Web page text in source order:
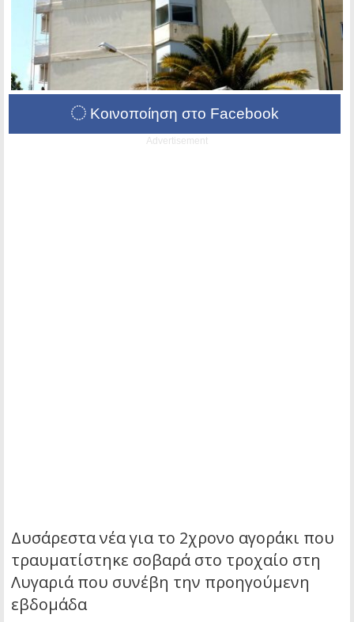
Κοινοποίηση στο Facebook
Advertisement
Δυσάρεστα νέα για το 2χρονο αγοράκι που
τραυματίστηκε σοβαρά στο τροχαίο στη
Λυγαριά που συνέβη την προηγούμενη
εβδομάδα